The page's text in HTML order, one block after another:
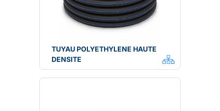
TUYAU POLYETHYLENE HAUTE
DENSITE